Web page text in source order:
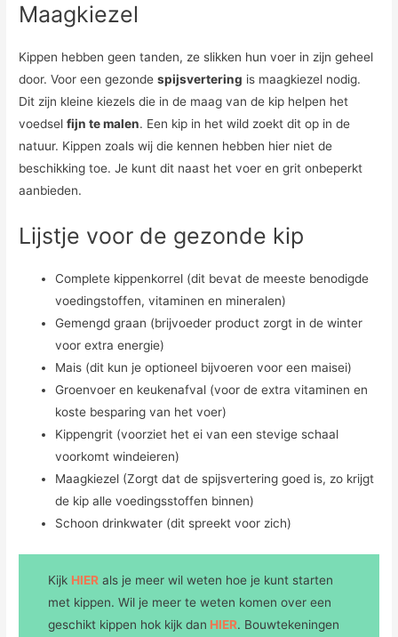
Maagkiezel
Kippen hebben geen tanden, ze slikken hun voer in zijn geheel
door. Voor een gezondespijsvertering is maagkiezel nodig.
Dit zijn kleine kiezels die in de maag van de kip helpen het
voedselfijn te malen. Een kip in het wild zoekt dit op in de
natuur. Kippen zoals wij die kennen hebben hier niet de
beschikking toe. Je kunt dit naast het voer en grit onbeperkt
aanbieden.
Lijstje voor de gezonde kip
Complete kippenkorrel (dit bevat de meeste benodigde
voedingstoffen, vitaminen en mineralen)
Gemengd graan (brijvoeder product zorgt in de winter
voor extra energie)
Mais (dit kun je optioneel bijvoeren voor een maisei)
Groenvoer en keukenafval (voor de extra vitaminen en
koste besparing van het voer)
Kippengrit (voorziet het ei van een stevige schaal
voorkomt windeieren)
Maagkiezel (Zorgt dat de spijsvertering goed is, zo krijgt
de kip alle voedingsstoffen binnen)
Schoon drinkwater (dit spreekt voor zich)
Kijk HIERals je meer wil weten hoe je kunt starten
met kippen. Wil je meer te weten komen over een
geschikt kippen hok kijk dan HIER. Bouwtekeningen